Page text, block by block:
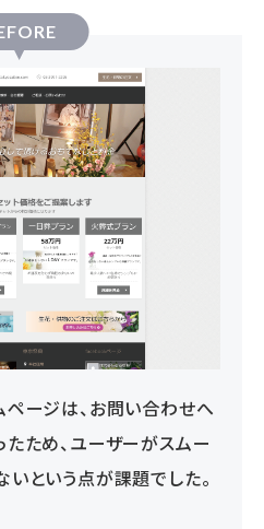
ページは、お問い合わせへ
ため、ユーザーがスムー
という点が課題でした。